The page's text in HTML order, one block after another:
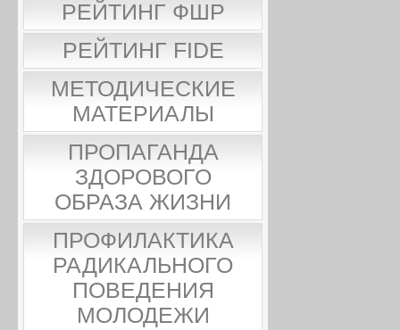
РЕЙТИНГ ФШР
РЕЙТИНГ FIDE
МЕТОДИЧЕСКИЕ
МАТЕРИАЛЫ
ПРОПАГАНДА
ЗДОРОВОГО
ОБРАЗА ЖИЗНИ
ПРОФИЛАКТИКА
РАДИКАЛЬНОГО
ПОВЕДЕНИЯ
МОЛОДЕЖИ